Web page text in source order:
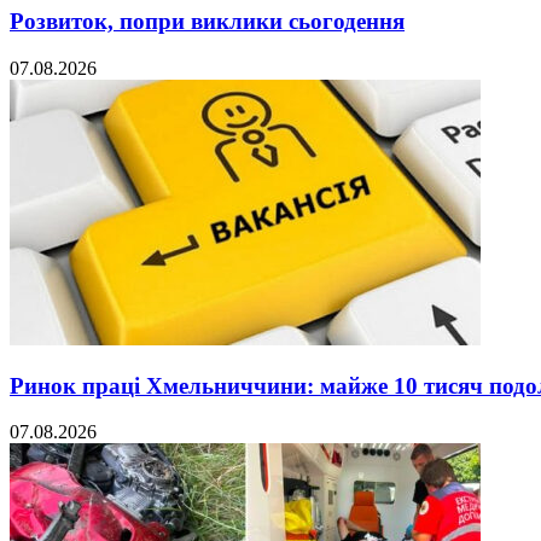
Розвиток, попри виклики сьогодення
07.08.2026
Ринок праці Хмельниччини: майже 10 тисяч
07.08.2026